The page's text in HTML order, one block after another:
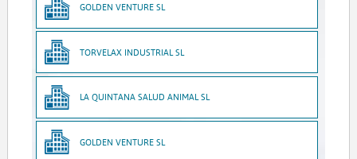
GOLDEN VENTURE SL
TORVELAX INDUSTRIAL SL
LA QUINTANA SALUD ANIMAL SL
GOLDEN VENTURE SL